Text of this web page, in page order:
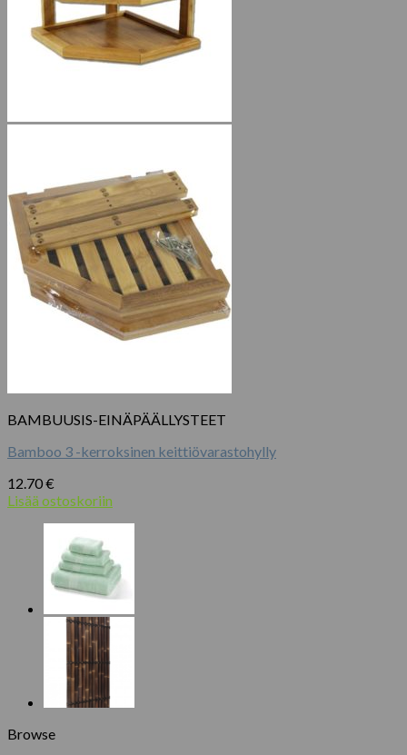
BAMBUUSIS-EINÄPÄÄLLYSTEET
Bamboo 3 -kerroksinen keittiövarastohylly
12.70€
Lisää ostoskoriin
Browse